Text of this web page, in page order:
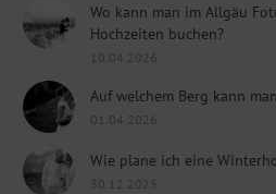
Wo kann man im Allgäu
Hochzeiten buchen?
10.04.2026
Auf welchem Berg kann
01.04.2026
Wie plane ich eine
30.12.2025